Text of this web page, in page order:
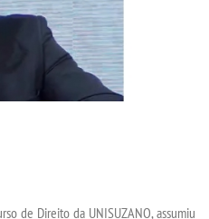
de Direito da UNISUZANO, assumiu